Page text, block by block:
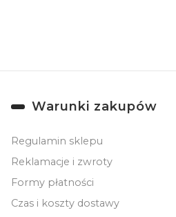
Linki w stopce
Warunki zakupów
Regulamin sklepu
Reklamacje i zwroty
Formy płatności
Czas i koszty dostawy